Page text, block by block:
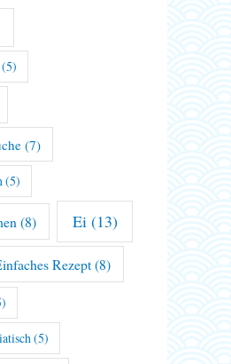
(7)
(5)
(8) Ei(13)
Rezept(8)
(5)